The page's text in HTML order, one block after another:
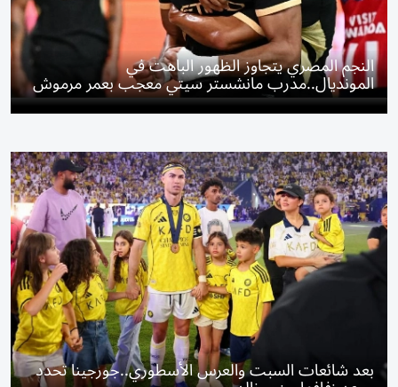
النجم المصري يتجاوز الظهور الباهت في
المونديال..مدرب مانشستر سيتي معجب بعمر مرموش
بعد شائعات السبت والعرس الأسطوري..جورجينا تحدد